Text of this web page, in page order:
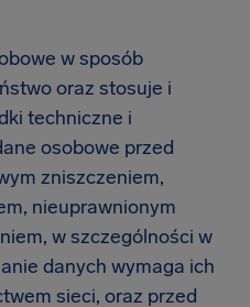
w sposób
oraz stosuje i
techniczne i
osobowe przed
zniszczeniem,
nieuprawnionym
w szczególności w
danych wymaga ich
sieci, oraz przed